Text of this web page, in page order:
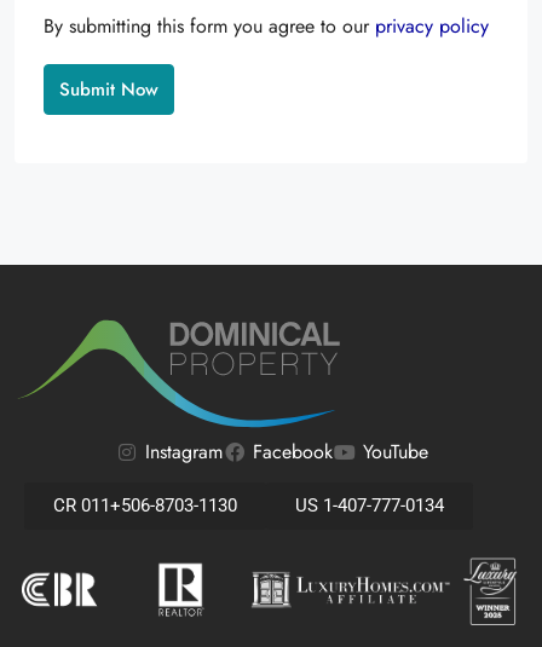
By submitting this form you agree to our privacy policy
Instagram Facebook YouTube
CR 011+506-8703-1130 US 1-407-777-0134